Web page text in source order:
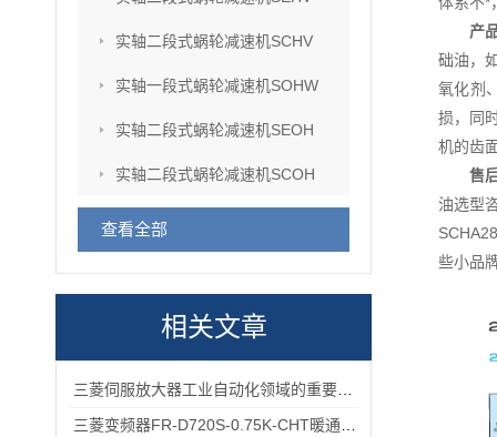
实轴二段式蜗轮减速机SCHV
实轴一段式蜗轮减速机SOHW
实轴二段式蜗轮减速机SEOH
实轴二段式蜗轮减速机SCOH
查看全部
相关文章
产
础油，
氧化剂
损，同
机的齿
售
油选型
些小品